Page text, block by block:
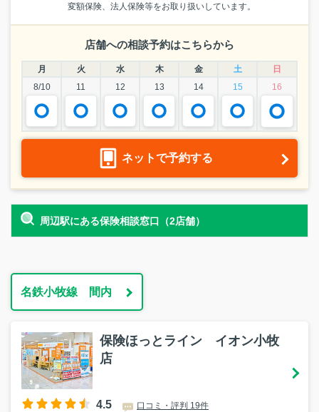
変額保険、法人保険等をお取り扱いしています。
店舗への相談予約はこちらから
月 火 水 木 金 土
日
8/10
11 12 13 14 15 16
ネットで予約する
周辺駅にある保険相談窓口 （2店舗）
名鉄小牧線 間内
保険ほっとライン イオン小牧
店
4.5 口コミ・評判 19件